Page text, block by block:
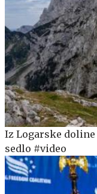
Iz Logarske
sedlo #video